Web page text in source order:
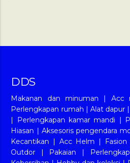
DDS
Makanan dan minuman | Acc
Perlengkapan rumah | Alat dapur|
|
Perlengkapan kamar mandi |
Hiasan | Aksesoris pengendara
Kecantikan | Acc Helm |
Outdor | Pakaian |